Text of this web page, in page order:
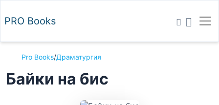
PRO Books
Pro Books/Драматургия
Байки на бис